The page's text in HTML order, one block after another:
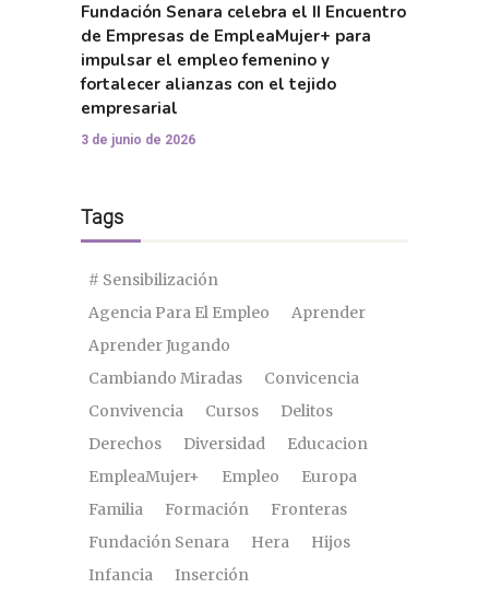
Fundación Senara celebra el II Encuentro
de Empresas de EmpleaMujer+ para
impulsar el empleo femenino y
fortalecer alianzas con el tejido
empresarial
3 de junio de 2026
Tags
# Sensibilización
Agencia Para El Empleo
Aprender
Aprender Jugando
Cambiando Miradas
Convicencia
Convivencia
Cursos
Delitos
Derechos
Diversidad
Educacion
EmpleaMujer+
Empleo
Europa
Familia
Formación
Fronteras
Fundación Senara
Hera
Hijos
Infancia
Inserción